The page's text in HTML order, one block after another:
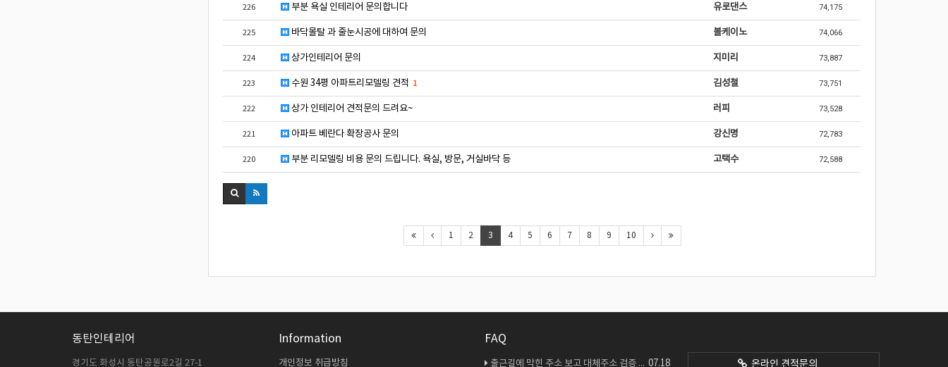
226 부분 욕실 인테리어 문의합니다 유로댄스 74,175
225 바닥몰탈 과 줄눈시공에 대하여 문의 볼케이노 74,066
224 상가인테리어 문의 지미리 73,887
223 수원 34평 아파트리모델링 견적 1 김성철 73,751
222 상가 인테리어 견적문의 드려요~ 러피 73,528
221 아파트 베란다 확장공사 문의 강신명 72,783
220 부분 리모델링 비용 문의 드립니다. 욕실, 방문, 거실바닥 등 고택수 72,588
1 2 3 4 5 6 7 8 9 10
동탄인테리어
경기도 화성시 동탄공원로2길 27-1
Information
개인정보 취급방침
FAQ
07.18
출근길에 막힌 주소 보고 대체주소 검증 다시 해봤네요 온라인 견적문의